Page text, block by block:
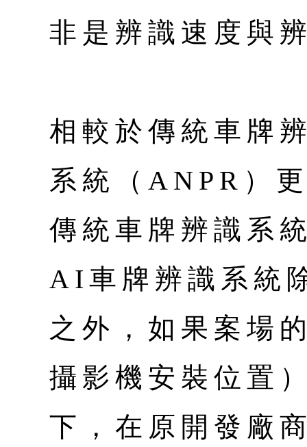
非是辨識速度與
相較於傳統車牌
系統（ANPR）
傳統車牌辨識系
AI車牌辨識系統
之外，如果案場
攝影機安裝位置
下，在原開發廠